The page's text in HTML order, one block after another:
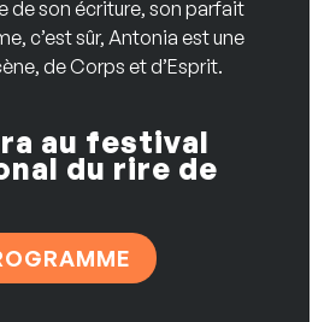
de son écriture, son parfait
c’est sûr, Antonia est une
de Corps et d’Esprit.
au festival
du rire de